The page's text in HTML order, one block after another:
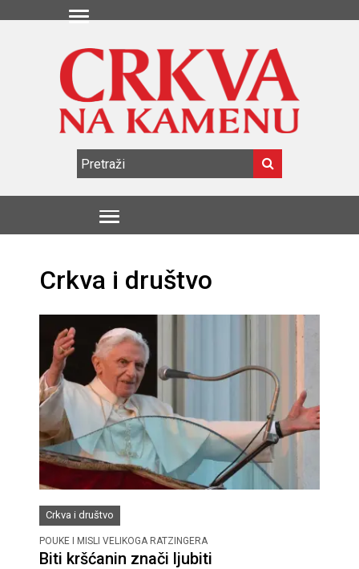
Crkva i društvo
Crkva i društvo
POUKE I MISLI VELIKOGA RATZINGERA
Biti kršćanin znači ljubiti